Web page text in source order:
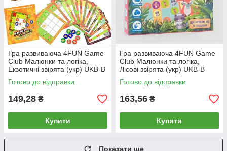
Гра развиваюча 4FUN Game
Club Малюнки та логіка,
Екзотичні звірята (укр) UKB-B
0029
Готово до відправки
149,28 ₴
Купити
Гра развиваюча 4FUN Game
Club Малюнки та логіка,
Лісові звірята (укр) UKB-B
0032
Готово до відправки
163,56 ₴
Купити
Показати ще